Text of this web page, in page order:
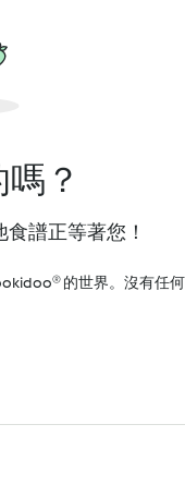
？
譜正等著您！
的世界。沒有任何